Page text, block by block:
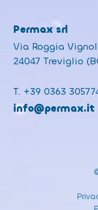
Permax srl
Via Roggia
24047 Treviglio
T. +39 0363
info@permax.it